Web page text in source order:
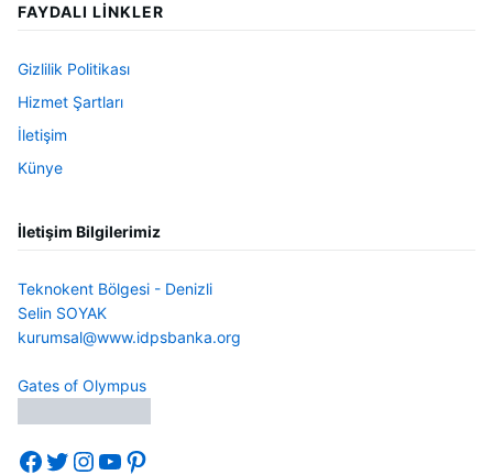
FAYDALI LINKLER
Gizlilik Politikası
Hizmet Şartları
İletişim
Künye
İletişim Bilgilerimiz
Teknokent Bölgesi - Denizli
Selin SOYAK
kurumsal@www.idpsbanka.org
Gates of Olympus
Facebook
Twitter
Instagram
YouTube
Pinterest